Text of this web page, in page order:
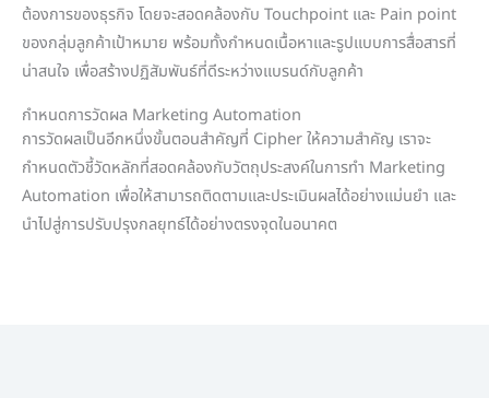
ต้องการของธุรกิจ โดยจะสอดคล้องกับ Touchpoint และ Pain point
ของกลุ่มลูกค้าเป้าหมาย พร้อมทั้งกำหนดเนื้อหาและรูปแบบการสื่อสารที่
น่าสนใจ เพื่อสร้างปฏิสัมพันธ์ที่ดีระหว่างแบรนด์กับลูกค้า
กำหนดการวัดผล Marketing Automation
การวัดผลเป็นอีกหนึ่งขั้นตอนสำคัญที่ Cipher ให้ความสำคัญ เราจะ
กำหนดตัวชี้วัดหลักที่สอดคล้องกับวัตถุประสงค์ในการทำ Marketing
Automation เพื่อให้สามารถติดตามและประเมินผลได้อย่างแม่นยำ และ
นำไปสู่การปรับปรุงกลยุทธ์ได้อย่างตรงจุดในอนาคต